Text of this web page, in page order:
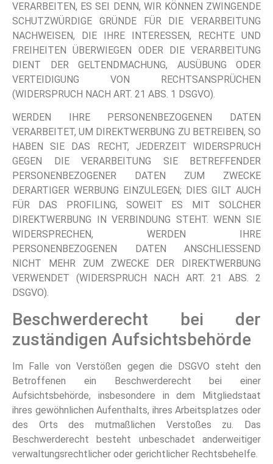
VERARBEITEN, ES SEI DENN, WIR KÖNNEN ZWINGENDE
SCHUTZWÜRDIGE GRÜNDE FÜR DIE VERARBEITUNG
NACHWEISEN, DIE IHRE INTERESSEN, RECHTE UND
FREIHEITEN ÜBERWIEGEN ODER DIE VERARBEITUNG
DIENT DER GELTENDMACHUNG, AUSÜBUNG ODER
VERTEIDIGUNG VON RECHTSANSPRÜCHEN
(WIDERSPRUCH NACH ART. 21 ABS. 1 DSGVO).
WERDEN IHRE PERSONENBEZOGENEN DATEN
VERARBEITET, UM DIREKTWERBUNG ZU BETREIBEN, SO
HABEN SIE DAS RECHT, JEDERZEIT WIDERSPRUCH
GEGEN DIE VERARBEITUNG SIE BETREFFENDER
PERSONENBEZOGENER DATEN ZUM ZWECKE
DERARTIGER WERBUNG EINZULEGEN; DIES GILT AUCH
FÜR DAS PROFILING, SOWEIT ES MIT SOLCHER
DIREKTWERBUNG IN VERBINDUNG STEHT. WENN SIE
WIDERSPRECHEN, WERDEN IHRE
PERSONENBEZOGENEN DATEN ANSCHLIESSEND
NICHT MEHR ZUM ZWECKE DER DIREKTWERBUNG
VERWENDET (WIDERSPRUCH NACH ART. 21 ABS. 2
DSGVO).
Beschwerde­recht bei der
zuständigen Aufsichts­behörde
Im Falle von Verstößen gegen die DSGVO steht den
Betroffenen ein Beschwerderecht bei einer
Aufsichtsbehörde, insbesondere in dem Mitgliedstaat
ihres gewöhnlichen Aufenthalts, ihres Arbeitsplatzes oder
des Orts des mutmaßlichen Verstoßes zu. Das
Beschwerderecht besteht unbeschadet anderweitiger
verwaltungsrechtlicher oder gerichtlicher Rechtsbehelfe.